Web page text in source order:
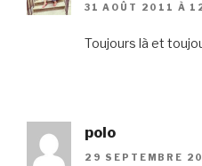
31 AOÛT 2011 À
Toujours là et
polo
29 SEPTEMBRE